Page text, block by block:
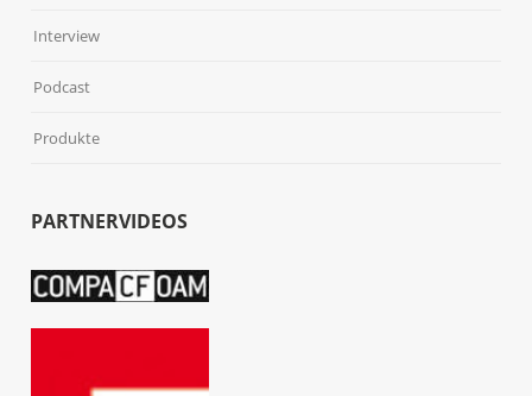
Interview
Podcast
Produkte
PARTNERVIDEOS